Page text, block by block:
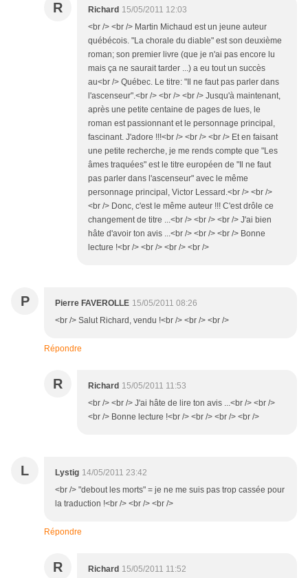
R Richard 15/05/2011 12:03
<br /> <br /> Martin Michaud est un jeune auteur
québécois. "La chorale du diable" est son deuxième
roman; son premier livre (que je n'ai pas encore lu
mais ça ne saurait tarder ...) a eu tout un succès
au<br /> Québec. Le titre: "Il ne faut pas parler dans
l'ascenseur".<br /> <br /> <br /> Jusqu'à maintenant,
après une petite centaine de pages de lues, le
roman est passionnant et le personnage principal,
fascinant. J'adore !!!<br /> <br /> <br /> Et en faisant
une petite recherche, je me rends compte que "Les
âmes traquées" est le titre européen de "Il ne faut
pas parler dans l'ascenseur" avec le même
personnage principal, Victor Lessard.<br /> <br />
<br /> Donc, c'est le même auteur !!! C'est drôle ce
changement de titre ...<br /> <br /> <br /> J'ai bien
hâte d'avoir ton avis ...<br /> <br /> <br /> Bonne
lecture !<br /> <br /> <br /> <br />
P Pierre FAVEROLLE 15/05/2011 08:26
<br /> Salut Richard, vendu !<br /> <br /> <br />
Répondre
R Richard 15/05/2011 11:53
<br /> <br /> J'ai hâte de lire ton avis ...<br /> <br />
<br /> Bonne lecture !<br /> <br /> <br /> <br />
L Lystig 14/05/2011 23:42
<br /> "debout les morts" = je ne me suis pas trop cassée pour
la traduction !<br /> <br /> <br />
Répondre
R Richard 15/05/2011 11:52